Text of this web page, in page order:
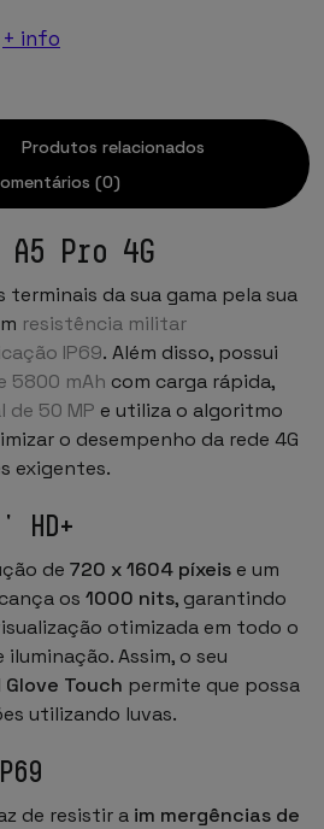
+ info
Produtos relacionados
(0)
A5 Pro 4G
da sua gama pela sua
resistência militar
IP69. Além disso, possui
5800 mAh com carga rápida,
de 50 MP e utiliza o algoritmo
o desempenho da rede 4G
exigentes.
HD+
de 720 x 1604 píxeis e um
os 1000 nits, garantindo
otimizada em todo o
Assim, o seu
Glove Touch permite que possa
utilizando luvas.
de resistir a im mergências de